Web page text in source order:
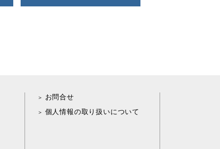
お問合せ
個人情報の取り扱いについて